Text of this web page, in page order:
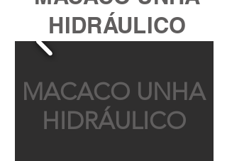
HIDRÁULICO
MACACO UNHA
HIDRÁULICO